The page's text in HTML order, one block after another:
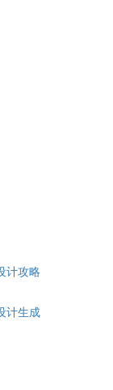
计攻略
计生成